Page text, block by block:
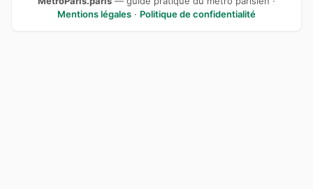
Mentions légales · Politique de confidentialité